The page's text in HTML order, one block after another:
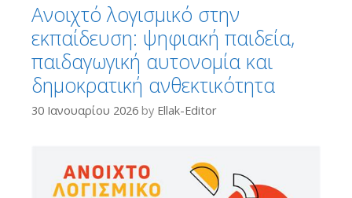
Ανοιχτό λογισμικό στην
εκπαίδευση: ψηφιακή παιδεία,
παιδαγωγική αυτονομία και
δημοκρατική ανθεκτικότητα
30 Ιανουαρίου 2026 by Ellak-Editor